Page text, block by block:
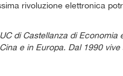
rivoluzione elettronica
di Castellanza di Economia
e in Europa. Dal 1990